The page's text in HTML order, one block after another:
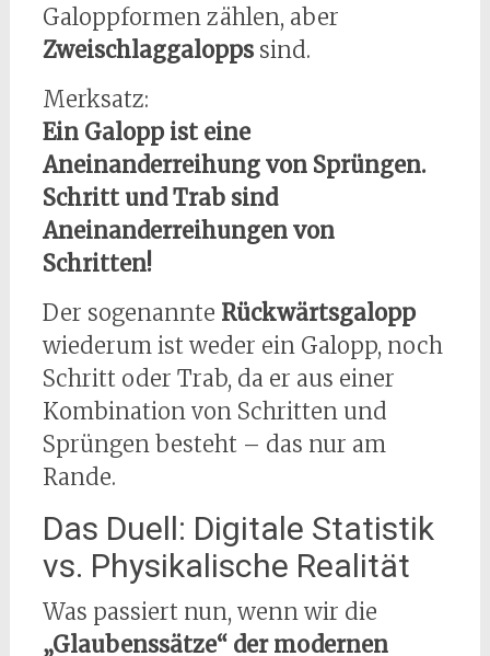
Galoppformen zählen, aber
Zweischlaggalopps sind.
Merksatz:
Ein Galopp ist eine
Aneinanderreihung von Sprüngen.
Schritt und Trab sind
Aneinanderreihungen von
Schritten!
Der sogenannte Rückwärtsgalopp
wiederum ist weder ein Galopp, noch
Schritt oder Trab, da er aus einer
Kombination von Schritten und
Sprüngen besteht – das nur am
Rande.
Das Duell: Digitale Statistik
vs. Physikalische Realität
Was passiert nun, wenn wir die
„Glaubenssätze“ der modernen